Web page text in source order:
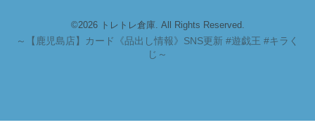
©2026 トレトレ倉庫. All Rights Reserved.
～
【鹿児島店】カード《品出し情報》SNS更新 #遊戯王 #キラく
じ～